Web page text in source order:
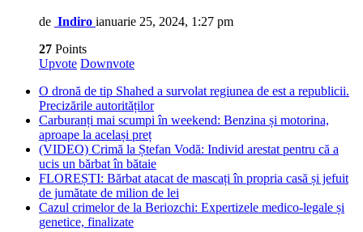
de Indiro ianuarie 25, 2024, 1:27 pm
27 Points
Upvote Downvote
O dronă de tip Shahed a survolat regiunea de est a republicii.
Precizările autorităților
Carburanți mai scumpi în weekend: Benzina și motorina,
aproape la același preț
(VIDEO) Crimă la Ștefan Vodă: Individ arestat pentru că a
ucis un bărbat în bătaie
FLOREȘTI: Bărbat atacat de mascați în propria casă și jefuit
de jumătate de milion de lei
Cazul crimelor de la Beriozchi: Expertizele medico-legale și
genetice, finalizate